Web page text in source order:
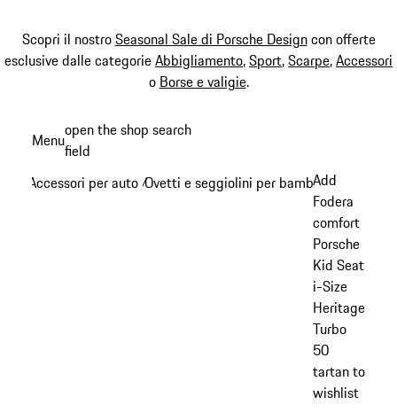
Scopri il nostroSeasonal Sale di Porsche Designcon offerte
esclusive dalle categorieAbbigliamento,Sport,Scarpe,Accessori
o Borse e valigie.
principale
Menuopen the shop search
field
Accessori per auto /Ovetti e seggiolini per bambini/
Add
Fodera
comfort
Porsche
Kid Seat
i-Size
Heritage
Turbo
50
tartan to
wishlist